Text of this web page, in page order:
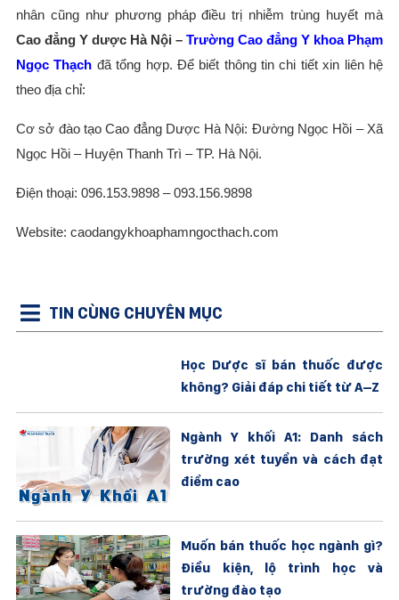
nhân cũng như phương pháp điều trị nhiễm trùng huyết mà
Cao đẳng Y dược Hà Nội – Trường Cao đẳng Y khoa Phạm
Ngọc Thạch đã tổng hợp. Để biết thông tin chi tiết xin liên hệ
theo địa chỉ:
Cơ sở đào tạo Cao đẳng Dược Hà Nội: Đường Ngọc Hồi – Xã
Ngọc Hồi – Huyện Thanh Trì – TP. Hà Nội.
Điện thoại: 096.153.9898 – 093.156.9898
Website: caodangykhoaphamngocthach.com
TIN CÙNG CHUYÊN MỤC
Học Dược sĩ bán thuốc được
không? Giải đáp chi tiết từ A–Z
Ngành Y khối A1: Danh sách
trường xét tuyển và cách đạt
điểm cao
Muốn bán thuốc học ngành gì?
Điều kiện, lộ trình học và
trường đào tạo